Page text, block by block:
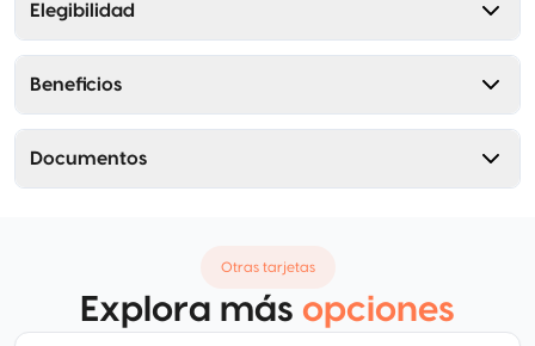
Elegibilidad
Beneficios
Documentos
Otras tarjetas
Explora más opciones